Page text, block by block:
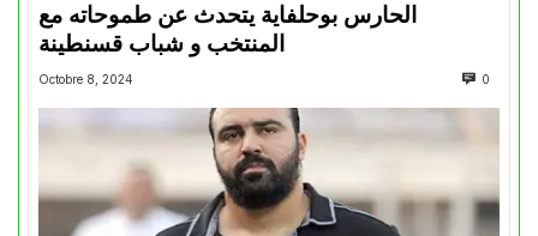
الحارس بوحلفاية يتحدث عن طموحاته مع
المنتخب و شباب قسنطينة
Octobre 8, 2024 0